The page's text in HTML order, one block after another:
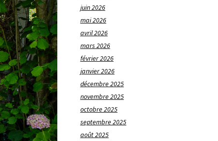
juin 2026
mai 2026
avril 2026
mars 2026
février 2026
janvier 2026
décembre 2025
novembre 2025
octobre 2025
septembre 2025
août 2025